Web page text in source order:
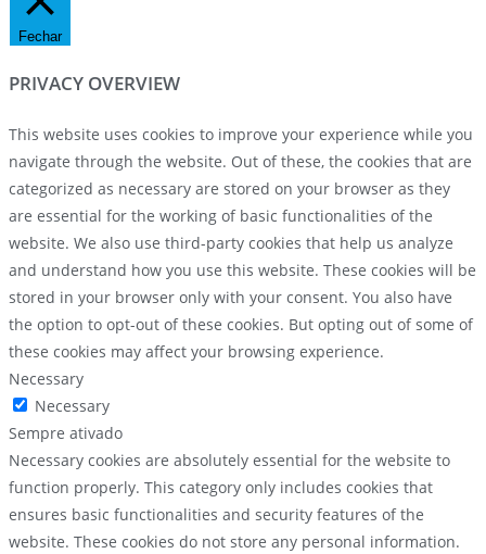
Fechar
PRIVACY OVERVIEW
This website uses cookies to improve your experience while you
navigate through the website. Out of these, the cookies that are
categorized as necessary are stored on your browser as they
are essential for the working of basic functionalities of the
website. We also use third-party cookies that help us analyze
and understand how you use this website. These cookies will be
stored in your browser only with your consent. You also have
the option to opt-out of these cookies. But opting out of some of
these cookies may affect your browsing experience.
Necessary
Necessary
Sempre ativado
Necessary cookies are absolutely essential for the website to
function properly. This category only includes cookies that
ensures basic functionalities and security features of the
website. These cookies do not store any personal information.